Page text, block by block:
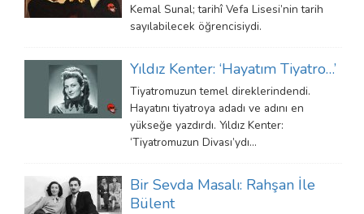
Kemal Sunal; tarihî Vefa Lisesi’nin tarih
sayılabilecek öğrencisiydi.
Yıldız Kenter: ‘Hayatım Tiyatro…’
Tiyatromuzun temel direklerindendi.
Hayatını tiyatroya adadı ve adını en
yükseğe yazdırdı. Yıldız Kenter:
‘Tiyatromuzun Divası’ydı…
Bir Sevda Masalı: Rahşan İle
Bülent